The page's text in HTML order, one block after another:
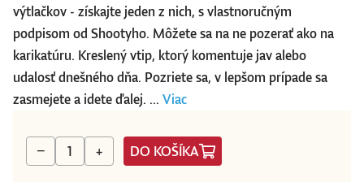
výtlačkov - získajte jeden z nich, s vlastnoručným
podpisom od Shootyho. Môžete sa na ne pozerať ako na
karikatúru. Kreslený vtip, ktorý komentuje jav alebo
udalosť dnešného dňa. Pozriete sa, v lepšom prípade sa
zasmejete a idete ďalej. ... Viac
− + DO KOŠÍKA